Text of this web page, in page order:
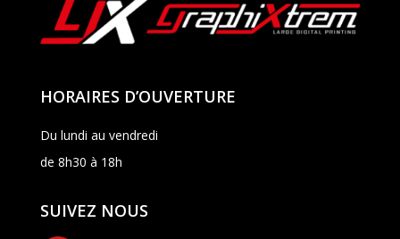
HORAIRES D’OUVERTURE
Du lundi au vendredi
de 8h30 à 18h
SUIVEZ NOUS